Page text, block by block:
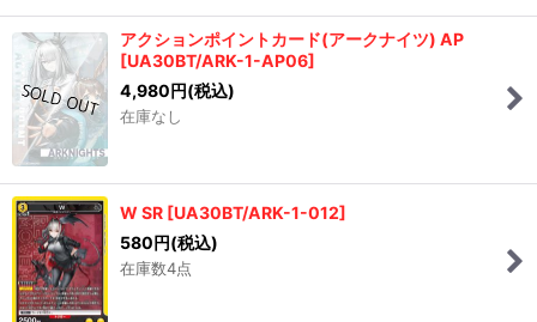
アクションポイントカード(アークナイツ) AP
[UA30BT/ARK-1-AP06]
4,980円(税込)
在庫なし
W SR [UA30BT/ARK-1-012]
580円(税込)
在庫数4点